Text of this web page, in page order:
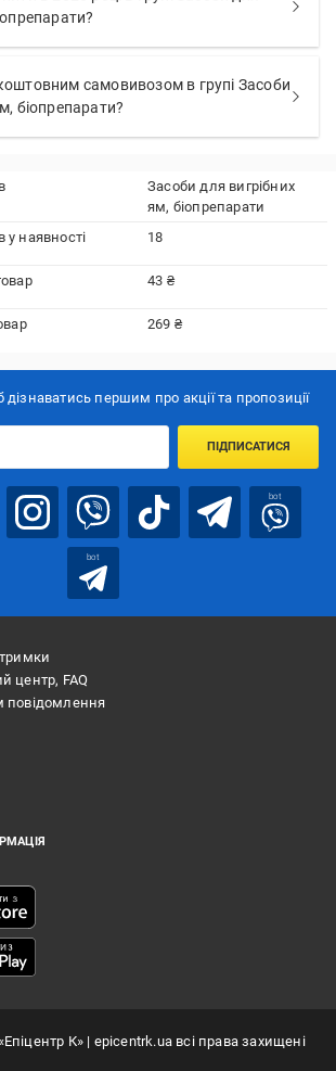
самовивозом в групі Засоби
біопрепарати?
Засоби для вигрібних
ям, біопрепарати
у наявності
18
43 ₴
269 ₴
дізнаватись першим про акції та пропозиції
ПІДПИСАТИСЯ
bot
bot
центр, FAQ
повідомлення
К»| epicentrk.ua всі права захищені